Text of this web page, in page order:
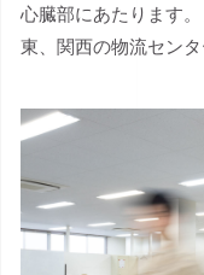
心臓部にあたります
東、関西の物流セン